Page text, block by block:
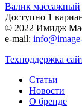
Валик массажный
Доступно 1
© 2022 Имидж
e-mail:
Техподдержка
Статьи
Новости
О бренде